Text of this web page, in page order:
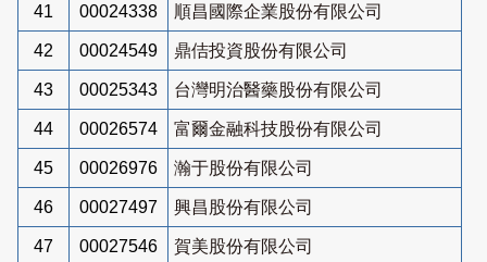
41 00024338 順昌國際企業股份有限公司
42 00024549 鼎佶投資股份有限公司
43 00025343 台灣明治醫藥股份有限公司
44 00026574 富爾金融科技股份有限公司
45 00026976 瀚于股份有限公司
46 00027497 興昌股份有限公司
47 00027546 賀美股份有限公司